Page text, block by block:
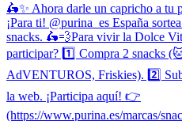
🛵✨ Ahora darle un capricho a tu
¡Para ti! @purina_es España
snacks. 🛵💨Para vivir la Dolce
participar? 1️⃣ Compra 2 snacks
AdVENTUROS, Friskies). 2️⃣
la web. ¡Participa aquí! 👉
(https://www.purina.es/marcas/